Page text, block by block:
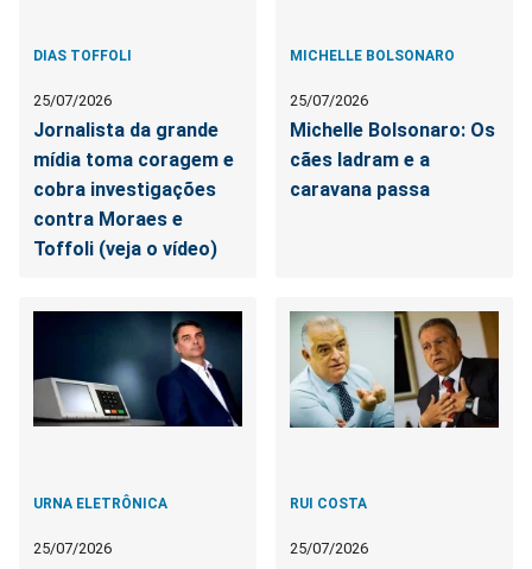
DIAS TOFFOLI
25/07/2026
Jornalista da grande
mídia toma coragem e
cobra investigações
contra Moraes e
Toffoli (veja o vídeo)
MICHELLE BOLSONARO
25/07/2026
Michelle Bolsonaro: Os
cães ladram e a
caravana passa
URNA ELETRÔNICA
25/07/2026
RUI COSTA
25/07/2026